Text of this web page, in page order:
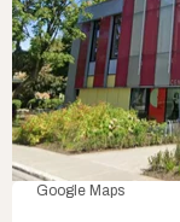
Google Maps